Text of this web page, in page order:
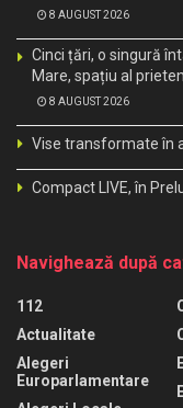
8 AUGUST 2026
Cinci țări, o singură
Mare, spațiu al
8 AUGUST 2026
Vise transformate în
Compact LIVE, în
Navighează după
112
Actualitate
Alegeri
Europarlamentare